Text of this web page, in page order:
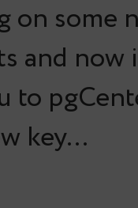
on some
and now
to
key…